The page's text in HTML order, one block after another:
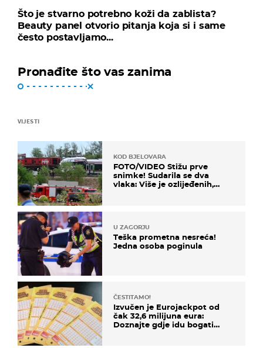
Što je stvarno potrebno koži da zablista?
Beauty panel otvorio pitanja koja si i same
često postavljamo...
Pronađite što vas zanima
VIJESTI
KOD BJELOVARA
FOTO/VIDEO Stižu prve
snimke! Sudarila se dva
vlaka: Više je ozlijeđenih,
U ZAGORJU
Teška prometna nesreća!
Jedna osoba poginula
ČESTITAMO!
Izvučen je Eurojackpot od
čak 32,6 milijuna eura:
Doznajte gdje idu bogati